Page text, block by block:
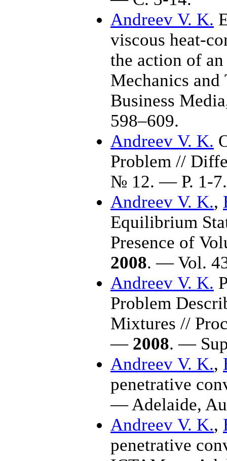
Andreev V. K.
viscous heat-
the action of
Mechanics
Business
598–609.
Andreev V. K.
Problem //
№ 12. — P. 1-7.
Andreev V. K.,
Equilibrium
Presence of
2008. — Vol.
Andreev V. K.
Problem
Mixtures //
— 2008. —
Andreev V. K.,
penetrative
— Adelaide,
Andreev V. K.,
penetrative